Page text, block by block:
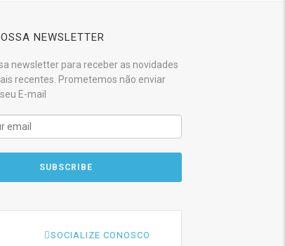
NEWSLETTER
newsletter para receber as novidades
recentes. Prometemos não enviar
E-mail
SOCIALIZE CONOSCO